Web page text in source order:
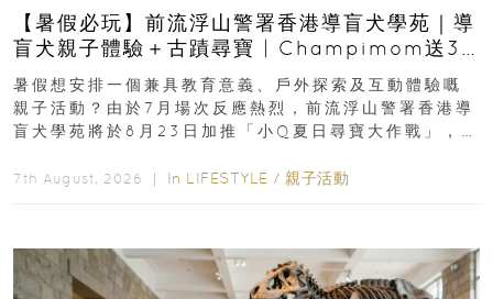
【暑假必玩】前流浮山警署香港導盲犬學苑｜導
盲犬親子體驗＋古蹟尋寶 | Champimom送3
組免費名額
暑假想安排一個兼具教育意義、戶外探索及互動體驗嘅
親子活動？由於7月場次反應熱烈，前流浮山警署香港導
盲犬學苑將於8月23日加推「小Q夏日尋寶大作戰」，家
7th August, 2026 ｜ In LIFESTYLE / 親子活動